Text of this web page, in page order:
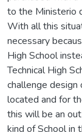
to the Ministerio
With all this
necessary
High School
Technical High
challenge design
located and for
this will be an
kind of School in